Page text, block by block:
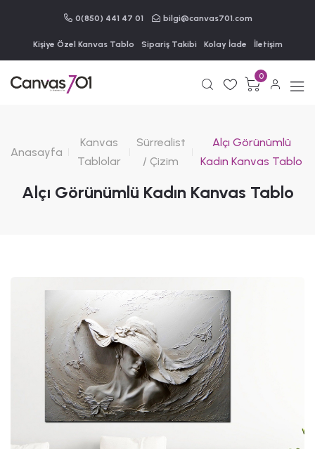
0(850) 441 47 01 bilgi@canvas701.com
Kişiye Özel Kanvas Tablo Sipariş Takibi Kolay İade İletişim
0
Anasayfa
Kanvas
Tablolar
Sürrealist
/ Çizim
Alçı Görünümlü
Kadın Kanvas Tablo
Alçı Görünümlü Kadın Kanvas Tablo